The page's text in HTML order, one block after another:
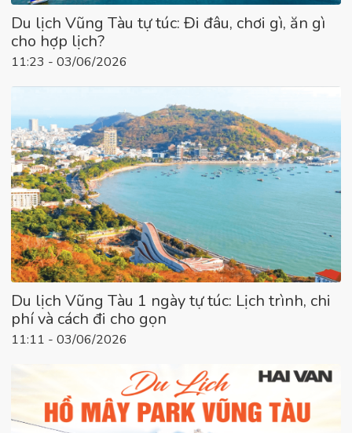
Du lịch Vũng Tàu tự túc: Đi đâu, chơi gì, ăn gì
cho hợp lịch?
11:23 - 03/06/2026
Du lịch Vũng Tàu 1 ngày tự túc: Lịch trình, chi
phí và cách đi cho gọn
11:11 - 03/06/2026